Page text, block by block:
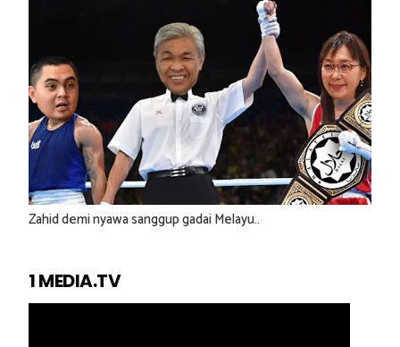
Zahid demi nyawa sanggup gadai Melayu..
1 MEDIA.TV